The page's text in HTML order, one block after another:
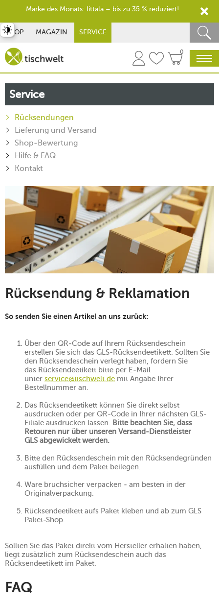
SHOP MAGAZIN SERVICE
0
Service
Rücksendungen
Lieferung und Versand
Shop-Bewertung
Hilfe & FAQ
Kontakt
Rücksendung & Reklamation
So senden Sie einen Artikel an uns zurück:
Über den QR-Code auf Ihrem Rücksendeschein
erstellen Sie sich das GLS-Rücksendeetikett. Sollten Sie
den Rücksendeschein verlegt haben, fordern Sie
das Rücksendeetikett bitte per E-Mail
unter service@tischwelt.de mit Angabe Ihrer
Bestellnummer an.
Das Rücksendeetikett können Sie direkt selbst
ausdrucken oder per QR-Code in Ihrer nächsten GLS-
Filiale ausdrucken lassen. Bitte beachten Sie, dass
Retouren nur über unseren Versand-Dienstleister
GLS abgewickelt werden.
Bitte den Rücksendeschein mit den Rücksendegründen
ausfüllen und dem Paket beilegen.
Ware bruchsicher verpacken - am besten in der
Originalverpackung.
Rücksendeetikett aufs Paket kleben und ab zum GLS
Paket-Shop.
Sollten Sie das Paket direkt vom Hersteller erhalten haben,
liegt zusätzlich zum Rücksendeschein auch das
Rücksendeetikett im Paket.
FAQ
umschalten
Marke des Monats: Iittala – bis zu 35 % reduziert!